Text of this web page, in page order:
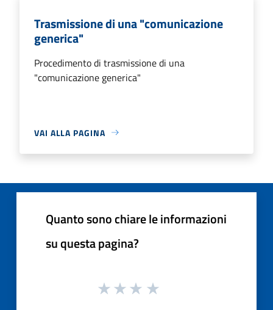
Trasmissione di una "comunicazione
generica"
Procedimento di trasmissione di una
"comunicazione generica"
VAI ALLA PAGINA
Quanto sono chiare le informazioni
su questa pagina?